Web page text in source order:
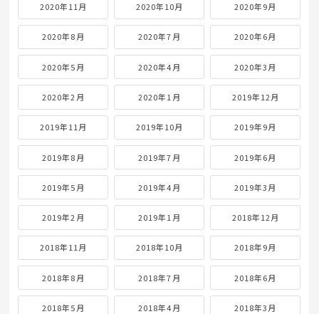
2020年11月 2020年10月 2020年9月
2020年8月 2020年7月 2020年6月
2020年5月 2020年4月 2020年3月
2020年2月 2020年1月 2019年12月
2019年11月 2019年10月 2019年9月
2019年8月 2019年7月 2019年6月
2019年5月 2019年4月 2019年3月
2019年2月 2019年1月 2018年12月
2018年11月 2018年10月 2018年9月
2018年8月 2018年7月 2018年6月
2018年5月 2018年4月 2018年3月